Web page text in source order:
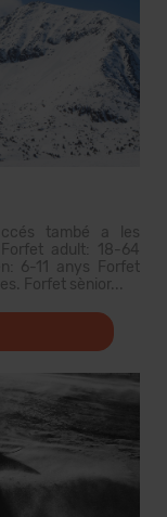
també a les
adult: 18-64
6-11 anys Forfet
Forfet sènior...